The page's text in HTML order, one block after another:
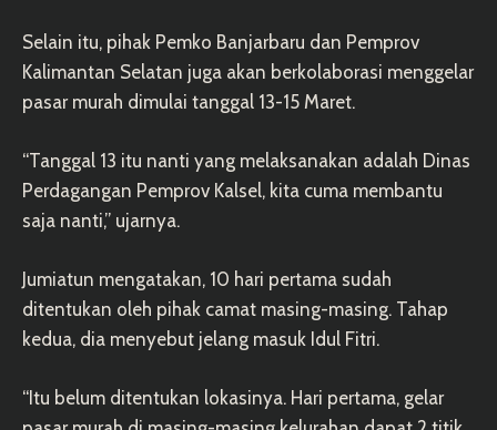
Selain itu, pihak Pemko Banjarbaru dan Pemprov
Kalimantan Selatan juga akan berkolaborasi menggelar
pasar murah dimulai tanggal 13-15 Maret.
“Tanggal 13 itu nanti yang melaksanakan adalah Dinas
Perdagangan Pemprov Kalsel, kita cuma membantu
saja nanti,” ujarnya.
Jumiatun mengatakan, 10 hari pertama sudah
ditentukan oleh pihak camat masing-masing. Tahap
kedua, dia menyebut jelang masuk Idul Fitri.
“Itu belum ditentukan lokasinya. Hari pertama, gelar